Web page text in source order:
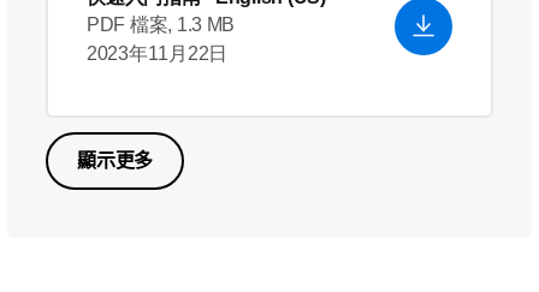
PDF 檔案, 1.3 MB
2023年11月22日
顯示更多